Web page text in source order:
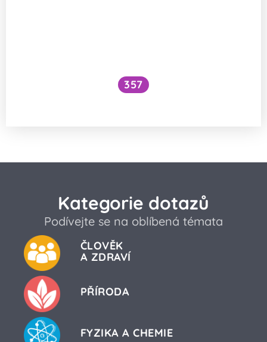
357
Kategorie dotazů
Podívejte se na oblíbená témata
ČLOVĚK
A ZDRAVÍ
PŘÍRODA
FYZIKA A CHEMIE